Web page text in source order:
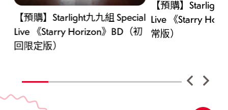
【預購】Starlight九九組 Special
Live 《Starry Horizon》BD（初
回限定版）
【預購】
Live 《Starry
常版）